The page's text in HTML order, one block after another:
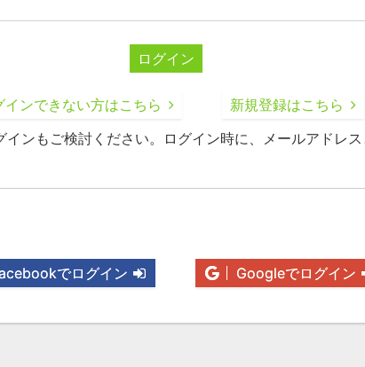
ログイン
インできない方はこちら
新規登録はこちら
ンもご検討ください。ログイン時に、メールアドレ
でログイン Googleでログイン